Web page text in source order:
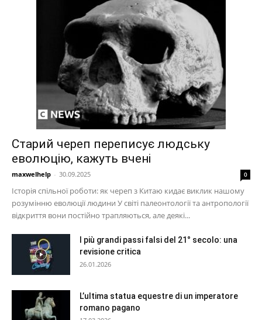
Старий череп переписує людську
еволюцію, кажуть вчені
maxwelhelp - 30.09.2025 0
Історія спільної роботи: як череп з Китаю кидає виклик нашому
розумінню еволюції людини У світі палеонтології та антропології
відкриття вони постійно трапляються, але деякі...
I più grandi passi falsi del 21° secolo: una
revisione critica
26.01.2026
L’ultima statua equestre di un imperatore
romano pagano